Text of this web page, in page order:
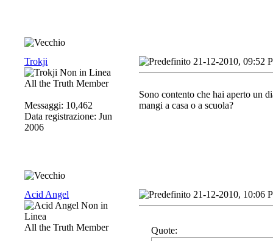
Trokji
All the Truth Member
Messaggi: 10,462
Data registrazione: Jun
2006
21-12-2010, 09:52
Sono contento che hai aperto un
mangi a casa o a scuola?
Acid Angel
All the Truth Member
21-12-2010, 10:06
Quote: